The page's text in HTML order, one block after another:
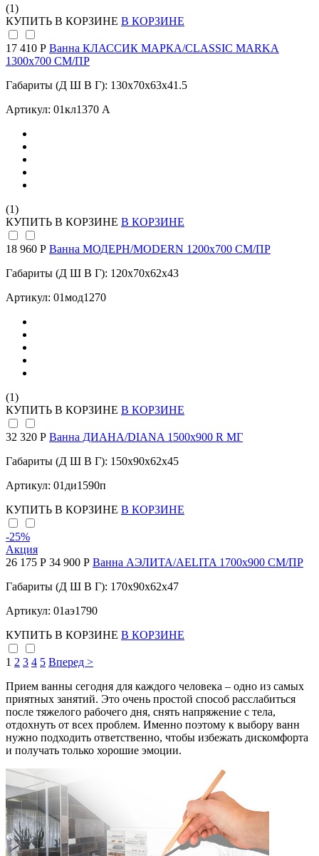
(1)
КУПИТЬ В КОРЗИНЕ В КОРЗИНЕ
17 410 Р Ванна КЛАССИК МАРКА/CLASSIC MARKA
1300х700 СМ/ПР
Габариты (Д Ш В Г): 130x70x63x41.5
Артикул: 01кл1370 А
(1)
КУПИТЬ В КОРЗИНЕ В КОРЗИНЕ
18 960 Р Ванна МОДЕРН/MODERN 1200х700 СМ/ПР
Габариты (Д Ш В Г): 120x70x62x43
Артикул: 01мод1270
(1)
КУПИТЬ В КОРЗИНЕ В КОРЗИНЕ
32 320 Р Ванна ДИАНА/DIANA 1500х900 R МГ
Габариты (Д Ш В Г): 150x90x62x45
Артикул: 01ди1590п
КУПИТЬ В КОРЗИНЕ В КОРЗИНЕ
-25%
Акция
26 175 Р 34 900 Р Ванна АЭЛИТА/AELITA 1700х900 СМ/ПР
Габариты (Д Ш В Г): 170x90x62x47
Артикул: 01аэ1790
КУПИТЬ В КОРЗИНЕ В КОРЗИНЕ
1 2 3 4 5 Вперед >
Прием ванны сегодня для каждого человека – одно из самых
приятных занятий. Это очень простой способ расслабиться
после тяжелого рабочего дня, снять напряжение с тела,
отдохнуть от всех проблем. Именно поэтому к выбору ванн
нужно подходить ответственно, чтобы избежать дискомфорта
и получать только хорошие эмоции.